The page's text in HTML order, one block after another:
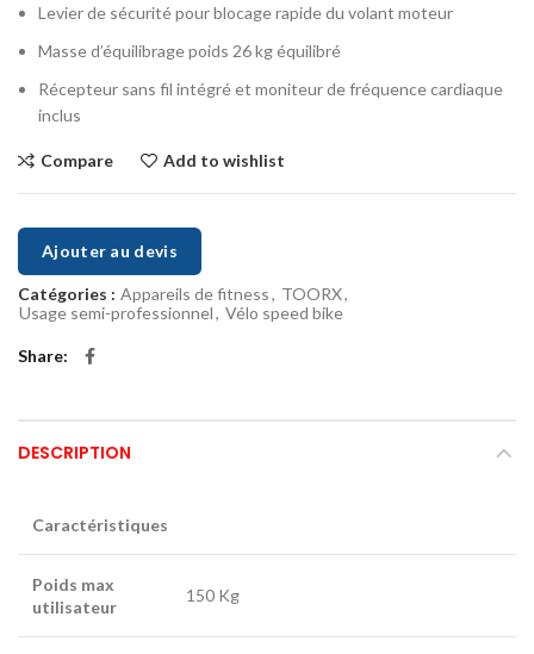
Levier de sécurité pour blocage rapide du volant moteur
Masse d’équilibrage poids 26 kg équilibré
Récepteur sans fil intégré et moniteur de fréquence cardiaque
inclus
Compare Add to wishlist
Ajouter au devis
Catégories : Appareils de fitness, TOORX,
Usage semi-professionnel, Vélo speed bike
Share
DESCRIPTION
Caractéristiques
Poids max
utilisateur
150 Kg